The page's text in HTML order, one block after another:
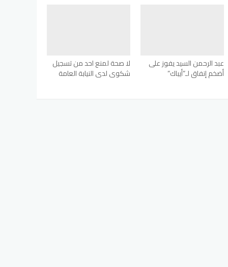
عبد الرحمن السيد يفوز على
أضخم إنفاق لـ”أيباك”
لا صحة لمنع احد من تسجيل
شكوى لدى النيابة العامة